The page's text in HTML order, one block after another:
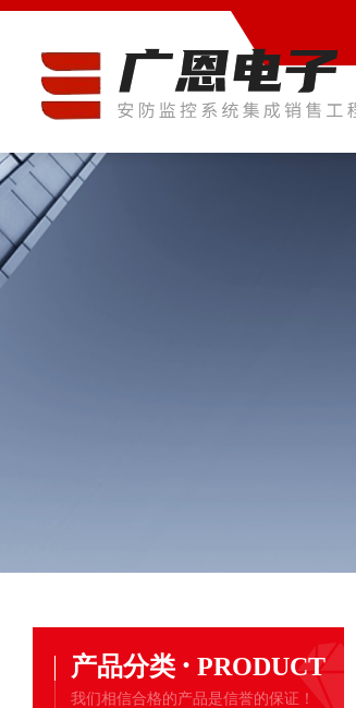
产品分类 · PRODUCT
我们相信合格的产品是信誉的保证！